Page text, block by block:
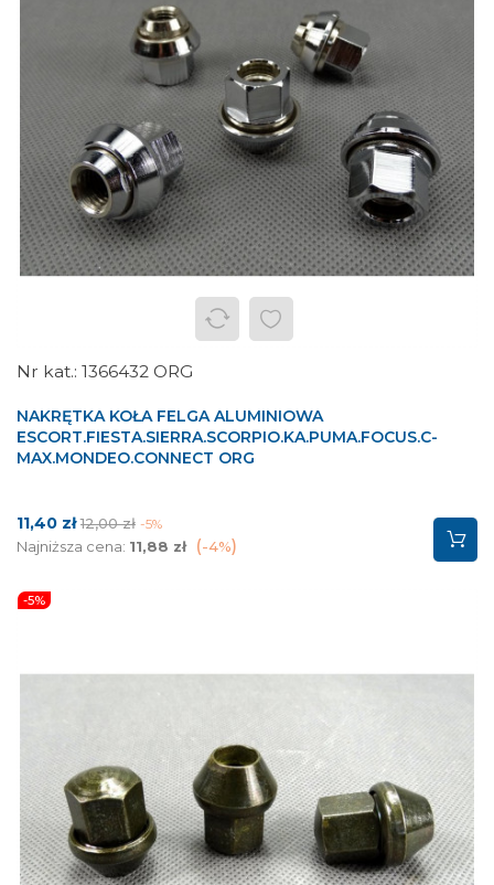
1366432 ORG
NAKRĘTKA KOŁA FELGA ALUMINIOWA
ESCORT.FIESTA.SIERRA.SCORPIO.KA.PUMA.FOCUS.C-
MAX.MONDEO.CONNECT ORG
Cena
11,40 złCena
podstawowa
12,00 zł -5%
Najniższa cena: 11,88 zł -4%
-5%